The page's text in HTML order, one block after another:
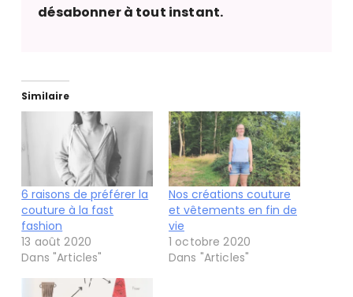
désabonner à tout instant.
Similaire
6 raisons de préférer la
couture à la fast
fashion
13 août 2020
Dans "Articles"
Nos créations couture
et vêtements en fin de
vie
1 octobre 2020
Dans "Articles"